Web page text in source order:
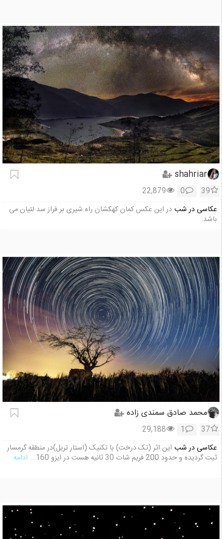
shahriar
39
0
22,879
عکاسی در شب در این عکس کمان کهکشان راه شیری بر فراز سد لتیان می
باشد.
محمد صادق سمندی زاده
37
1
29,188
عکاسی در شب این اثر (تک درخت) با تکنیک (استار تریل)در منطقه گرمسار
ثبت گردیده و حدود 200 فریم شات 30 ثانیه هست در ایزو 160
... ادامه